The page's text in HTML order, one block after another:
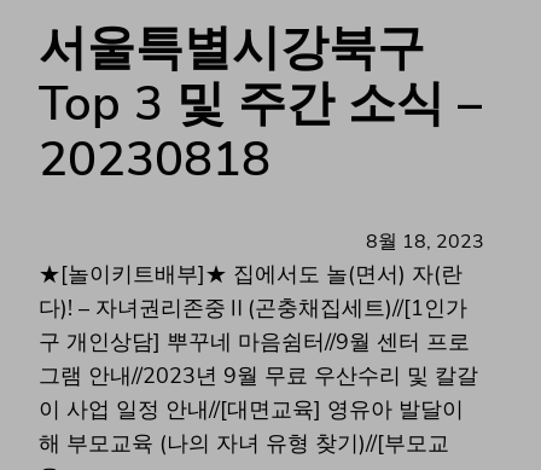
서울특별시강북구
Top 3 및 주간 소식 –
20230818
8월 18, 2023
★[놀이키트배부]★ 집에서도 놀(면서) 자(란
다)! – 자녀권리존중Ⅱ(곤충채집세트)//[1인가
구 개인상담] 뿌꾸네 마음쉼터//9월 센터 프로
그램 안내//2023년 9월 무료 우산수리 및 칼갈
이 사업 일정 안내//[대면교육] 영유아 발달이
해 부모교육 (나의 자녀 유형 찾기)//[부모교